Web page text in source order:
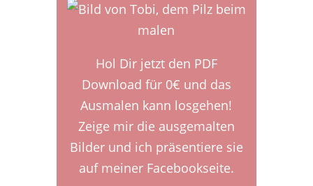
Hol Dir jetzt den PDF
Download für 0€ und das
Ausmalen kann losgehen!
Zeige mir die ausgemalten
Bilder und ich präsentiere sie
auf meiner Facebookseite.